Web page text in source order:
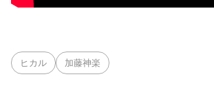
ヒカル 加藤神楽